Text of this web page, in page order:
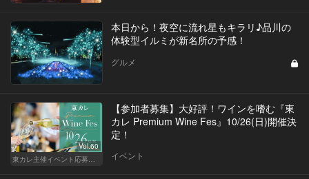
本日から！夜空に流れ星もキラリ♪品川の
体験型イルミが新名所の予感！
グルメ
Vol.60
東カレ主催イベント応募詳細記事一覧
【参加者募集】大好評！ワインを嗜む『東
カレ Premium Wine Fes』10/26(日)開催決
定！
イベント